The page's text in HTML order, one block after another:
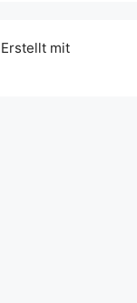
Erstellt mit